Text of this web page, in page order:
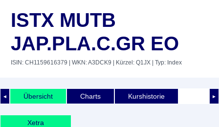
ISTX MUTB
JAP.PLA.C.GR EO
ISIN: CH1159616379 | WKN: A3DCK9 | Kürzel: Q1JX | Typ: Index
◄ ►
Übersicht Charts Kurshistorie
Xetra